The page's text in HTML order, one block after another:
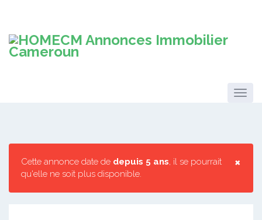
×
Cette annonce date de depuis 5 ans, il se pourrait
qu'elle ne soit plus disponible.